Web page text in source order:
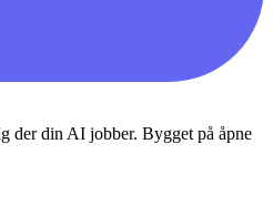
din AI jobber. Bygget på åpne